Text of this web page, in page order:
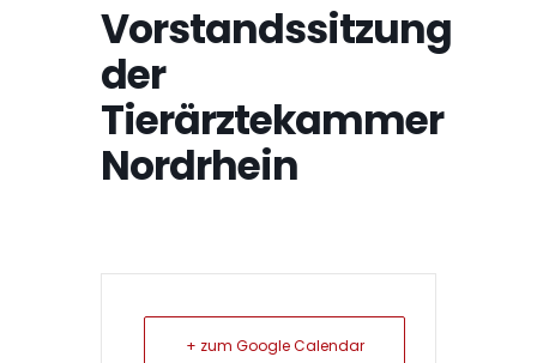
Vorstandssitzung
der
Tierärztekammer
Nordrhein
+ zum Google Calendar